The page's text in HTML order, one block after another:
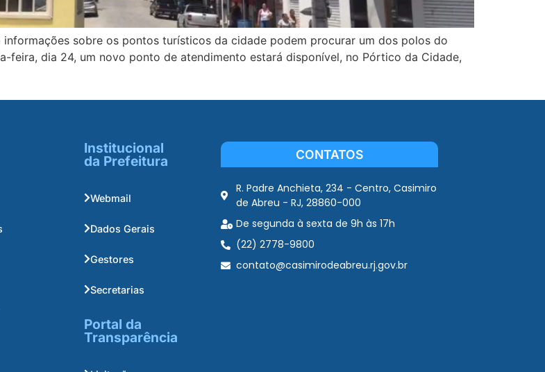
sobre os pontos turísticos da cidade podem procurar um dos polos do
feira, dia 24, um novo ponto de atendimento estará disponível, no Pórtico da Cidade,
Institucional
da Prefeitura
Webmail
Dados Gerais
Gestores
Secretarias
Portal da
Transparência
CONTATOS
R. Padre Anchieta, 234 - Centro, Casimiro
de Abreu - RJ, 28860-000
De segunda à sexta de 9h às 17h
(22) 2778-9800
contato@casimirodeabreu.rj.gov.br